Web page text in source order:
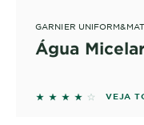
GARNIER
Água
4 out of 5 stars
VEJA